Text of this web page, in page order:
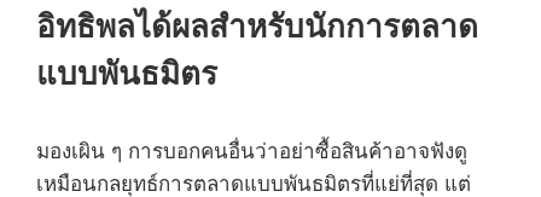
อิทธิพลได้ผลสำหรับนักการตลาด
แบบพันธมิตร
มองเผิน ๆ การบอกคนอื่นว่าอย่าซื้อสินค้าอาจฟังดู
เหมือนกลยุทธ์การตลาดแบบพันธมิตรที่แย่ที่สุด แต่